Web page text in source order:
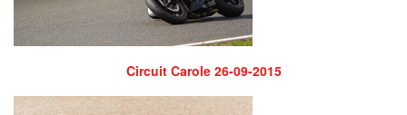
Circuit Carole 26-09-2015